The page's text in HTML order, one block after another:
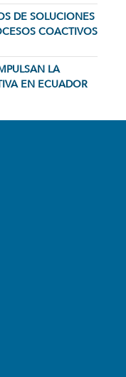
DE SOLUCIONES
COACTIVOS
LA
EN ECUADOR